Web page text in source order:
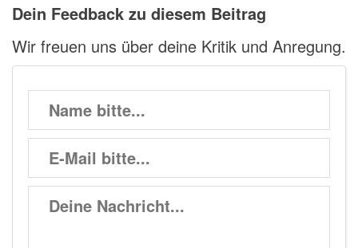
Dein Feedback zu diesem Beitrag
Wir freuen uns über deine Kritik und Anregung.